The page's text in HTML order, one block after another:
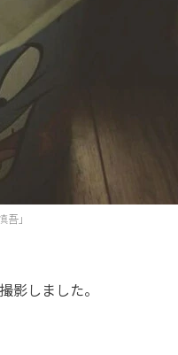
」
影しました。